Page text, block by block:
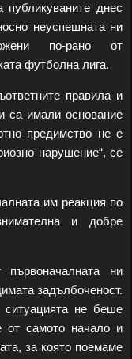
днес
неуспешната ни
по-рано от
футболна лига.
правила и
са имали основание
предимство не е
нарушение“, се
им реакция по
и добре
ни
задълбоченост.
не беше
от самото начало и
за която поемаме